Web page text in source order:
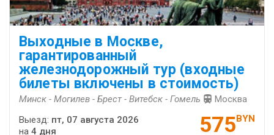
Выходные в Москве,
гарантированный
железнодорожный тур (входные
билеты включены в стоимость)
Минск - Могилев - Брест - Витебск - Гомель Москва
575BYN
Выезд: пт, 07 августа 2026
на 4 дня